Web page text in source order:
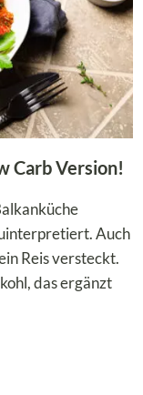
Carb Version!
Auch
Reis versteckt.
das ergänzt